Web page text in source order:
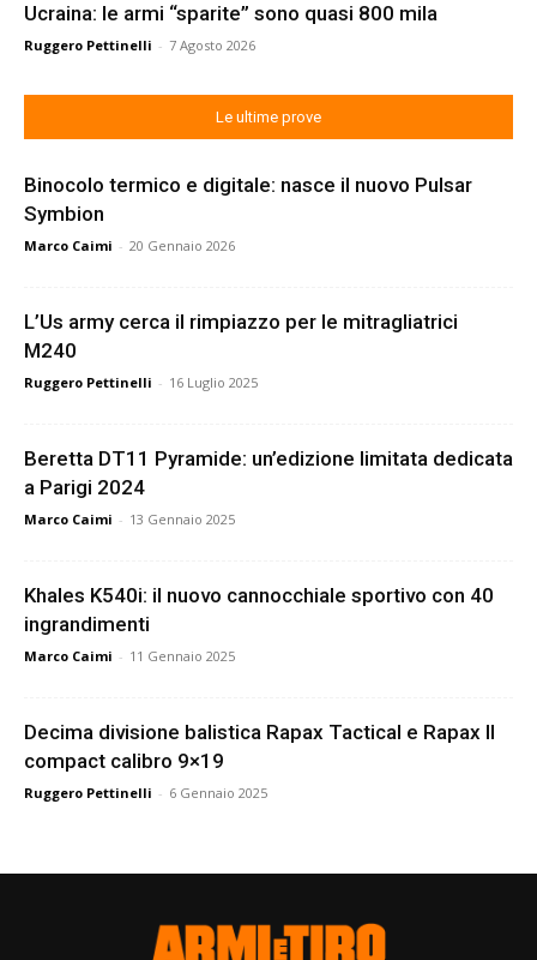
Ucraina: le armi “sparite” sono quasi 800 mila
Ruggero Pettinelli - 7 Agosto 2026
Le ultime prove
Binocolo termico e digitale: nasce il nuovo Pulsar
Symbion
Marco Caimi - 20 Gennaio 2026
L’Us army cerca il rimpiazzo per le mitragliatrici
M240
Ruggero Pettinelli - 16 Luglio 2025
Beretta DT11 Pyramide: un’edizione limitata dedicata
a Parigi 2024
Marco Caimi - 13 Gennaio 2025
Khales K540i: il nuovo cannocchiale sportivo con 40
ingrandimenti
Marco Caimi - 11 Gennaio 2025
Decima divisione balistica Rapax Tactical e Rapax II
compact calibro 9×19
Ruggero Pettinelli - 6 Gennaio 2025